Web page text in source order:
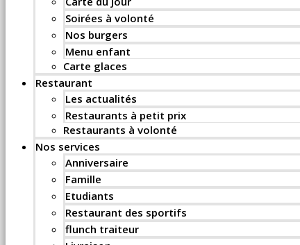
Soirées à volonté
Nos burgers
Menu enfant
Carte glaces
Restaurant
Les actualités
Restaurants à petit prix
Restaurants à volonté
Nos services
Anniversaire
Famille
Etudiants
Restaurant des sportifs
flunch traiteur